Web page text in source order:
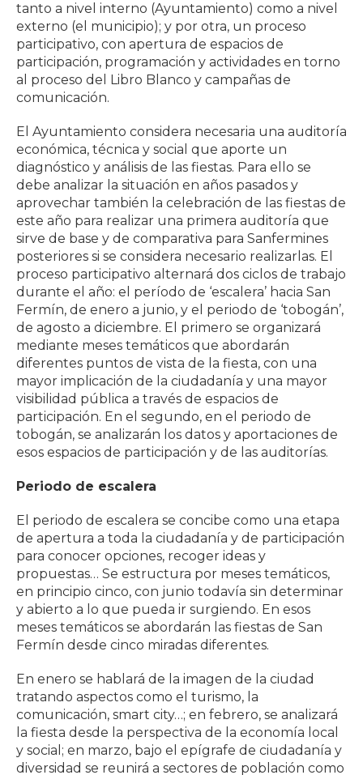
tanto a nivel interno (Ayuntamiento) como a nivel
externo (el municipio); y por otra, un proceso
participativo, con apertura de espacios de
participación, programación y actividades en torno
al proceso del Libro Blanco y campañas de
comunicación.
El Ayuntamiento considera necesaria una auditoría
económica, técnica y social que aporte un
diagnóstico y análisis de las fiestas. Para ello se
debe analizar la situación en años pasados y
aprovechar también la celebración de las fiestas de
este año para realizar una primera auditoría que
sirve de base y de comparativa para Sanfermines
posteriores si se considera necesario realizarlas. El
proceso participativo alternará dos ciclos de trabajo
durante el año: el período de ‘escalera’ hacia San
Fermín, de enero a junio, y el periodo de ‘tobogán’,
de agosto a diciembre. El primero se organizará
mediante meses temáticos que abordarán
diferentes puntos de vista de la fiesta, con una
mayor implicación de la ciudadanía y una mayor
visibilidad pública a través de espacios de
participación. En el segundo, en el periodo de
tobogán, se analizarán los datos y aportaciones de
esos espacios de participación y de las auditorías.
Periodo de escalera
El periodo de escalera se concibe como una etapa
de apertura a toda la ciudadanía y de participación
para conocer opciones, recoger ideas y
propuestas… Se estructura por meses temáticos,
en principio cinco, con junio todavía sin determinar
y abierto a lo que pueda ir surgiendo. En esos
meses temáticos se abordarán las fiestas de San
Fermín desde cinco miradas diferentes.
En enero se hablará de la imagen de la ciudad
tratando aspectos como el turismo, la
comunicación, smart city…; en febrero, se analizará
la fiesta desde la perspectiva de la economía local
y social; en marzo, bajo el epígrafe de ciudadanía y
diversidad se reunirá a sectores de población como